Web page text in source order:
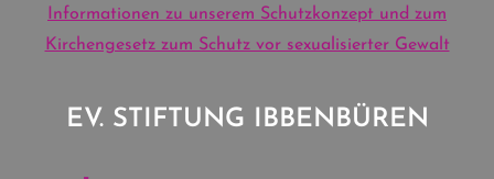
Informationen zu unserem Schutzkonzept und zum
Kirchengesetz zum Schutz vor sexualisierter Gewalt
EV. STIFTUNG IBBENBÜREN